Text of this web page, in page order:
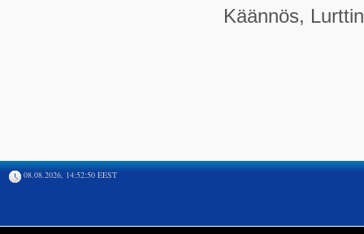
Käännös,
08.08.2026, 14:52:50 EEST